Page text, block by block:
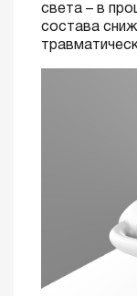
света – в
состава